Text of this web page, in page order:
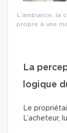
L’ambiance, la
propre à une
La
logique
Le
L’acheteur,